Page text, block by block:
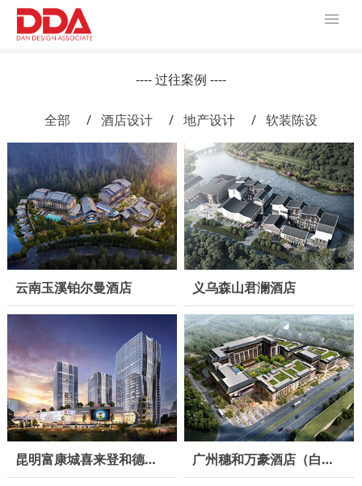
---- 过往案例 ----
全部 / 酒店设计 / 地产设计 / 软装陈设
云南玉溪铂尔曼酒店 义乌森山君澜酒店
昆明富康城喜来登和德尔塔酒店 广州穗和万豪酒店（白云机场）